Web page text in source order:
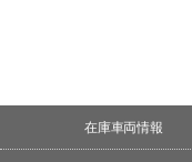
在庫車両情報